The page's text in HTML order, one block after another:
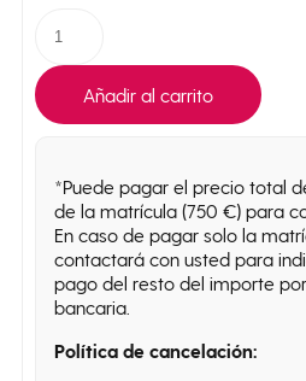
Añadir al carrito
*Puede pagar el precio total
de la matrícula (750 €) para
En caso de pagar solo la
contactará con usted para
pago del resto del importe
bancaria.
Política de cancelación: